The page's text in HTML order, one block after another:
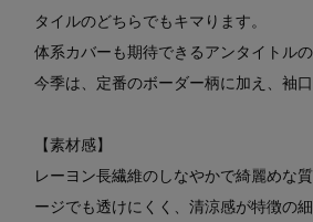
タイルのどちらでもキマります。
体系カバーも期待できるアンタイトル
今季は、定番のボーダー柄に加え、袖
【素材感】
レーヨン長繊維のしなやかで綺麗めな
ージでも透けにくく、清涼感が特徴の